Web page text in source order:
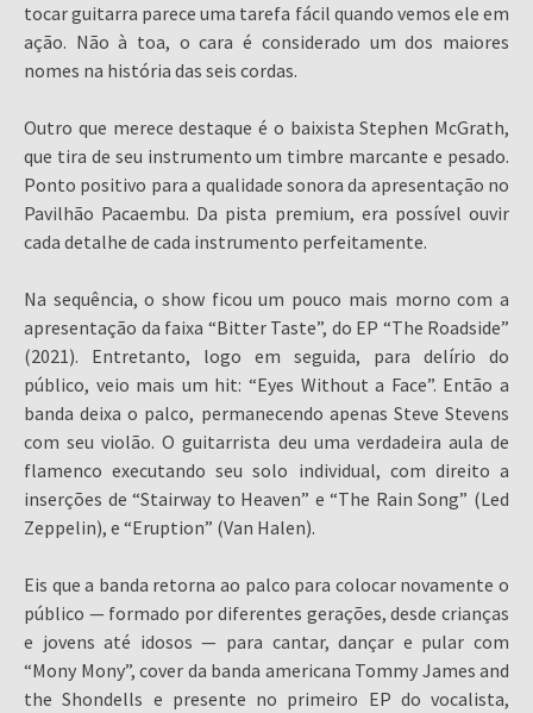
tocar guitarra parece uma tarefa fácil quando vemos ele em
ação. Não à toa, o cara é considerado um dos maiores
nomes na história das seis cordas.
Outro que merece destaque é o baixista Stephen McGrath,
que tira de seu instrumento um timbre marcante e pesado.
Ponto positivo para a qualidade sonora da apresentação no
Pavilhão Pacaembu. Da pista premium, era possível ouvir
cada detalhe de cada instrumento perfeitamente.
Na sequência, o show ficou um pouco mais morno com a
apresentação da faixa “Bitter Taste”, do EP “The Roadside”
(2021). Entretanto, logo em seguida, para delírio do
público, veio mais um hit: “Eyes Without a Face”. Então a
banda deixa o palco, permanecendo apenas Steve Stevens
com seu violão. O guitarrista deu uma verdadeira aula de
flamenco executando seu solo individual, com direito a
inserções de “Stairway to Heaven” e “The Rain Song” (Led
Zeppelin), e “Eruption” (Van Halen).
Eis que a banda retorna ao palco para colocar novamente o
público — formado por diferentes gerações, desde crianças
e jovens até idosos — para cantar, dançar e pular com
“Mony Mony”, cover da banda americana Tommy James and
the Shondells e presente no primeiro EP do vocalista,